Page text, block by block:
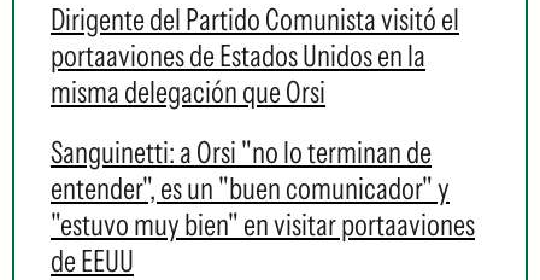
Dirigente del Partido Comunista visitó el
portaaviones de Estados Unidos en la
misma delegación que Orsi
Sanguinetti: a Orsi "no lo terminan de
entender", es un "buen comunicador" y
"estuvo muy bien" en visitar portaaviones
de EEUU